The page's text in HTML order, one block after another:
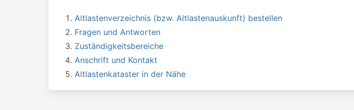
Altlastenverzeichnis (bzw. Altlastenauskunft) bestellen
Fragen und Antworten
Zuständigkeitsbereiche
Anschrift und Kontakt
Altlastenkataster in der Nähe